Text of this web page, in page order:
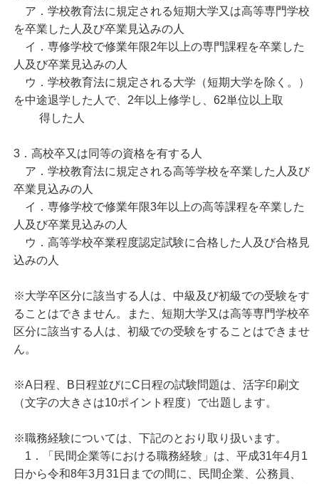
ア．学校教育法に規定される短期大学又は高等専門学校
を卒業した人及び卒業見込みの人
イ．専修学校で修業年限2年以上の専門課程を卒業した
人及び卒業見込みの人
ウ．学校教育法に規定される大学（短期大学を除く。）
を中途退学した人で、2年以上修学し、62単位以上取
得した人
3．高校卒又は同等の資格を有する人
ア．学校教育法に規定される高等学校を卒業した人及び
卒業見込みの人
イ．専修学校で修業年限3年以上の高等課程を卒業した
人及び卒業見込みの人
ウ．高等学校卒業程度認定試験に合格した人及び合格見
込みの人
※大学卒区分に該当する人は、中級及び初級での受験をす
ることはできません。また、短期大学又は高等専門学校卒
区分に該当する人は、初級での受験をすることはできませ
ん。
※A日程、B日程並びにC日程の試験問題は、活字印刷文
（文字の大きさは10ポイント程度）で出題します。
※職務経験については、下記のとおり取り扱います。
1．「民間企業等における職務経験」は、平成31年4月1
日から令和8年3月31日までの間に、民間企業、公務員、